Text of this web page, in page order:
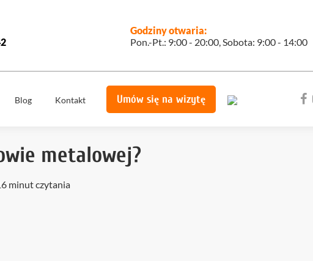
Godziny otwaria:
Pon.-Pt.: 9:00 - 20:00, Sobota: 9:00 - 14:00
Implantologia Implantoprotetyka
Implanty
Blog Kontakt Umów się na wizytę
metalowej?
minut czytania